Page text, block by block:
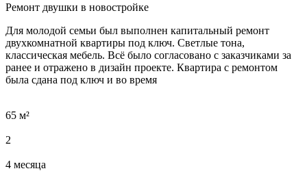
Ремонт двушки в новостройке
Для молодой семьи был выполнен капитальный ремонт
двухкомнатной квартиры под ключ. Светлые тона,
классическая мебель. Всё было согласовано с заказчиками за
ранее и отражено в дизайн проекте. Квартира с ремонтом
была сдана под ключ и во время
65 м²
2
4 месяца